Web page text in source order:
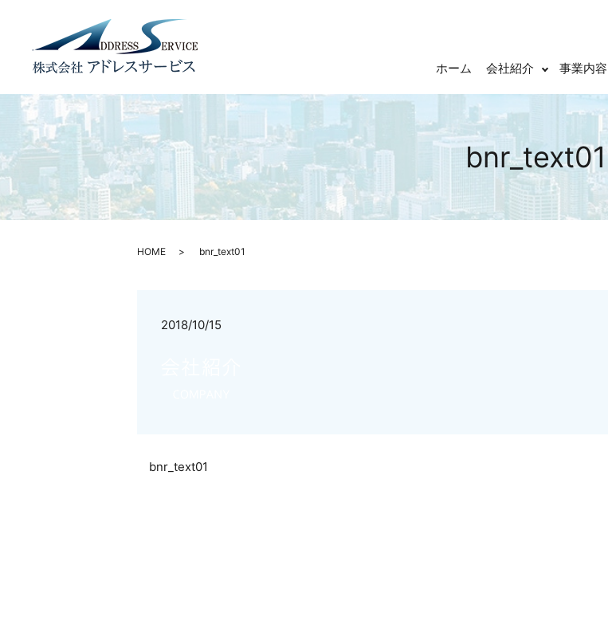
ホーム 会社紹介 事業内容
bnr_text01
HOME bnr_text01
2018/10/15
bnr_text01